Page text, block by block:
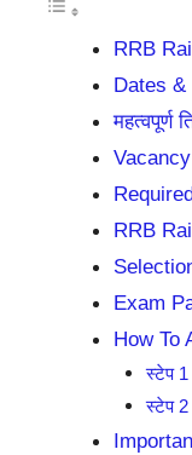
RRB
Dates
महत्वपूर्ण
RRB
Exam
How To
स्टेप 1
स्टेप 2